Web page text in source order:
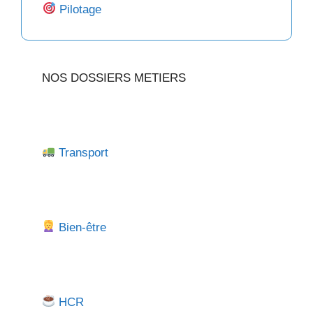
Pilotage
NOS DOSSIERS METIERS
Transport
Bien-être
HCR